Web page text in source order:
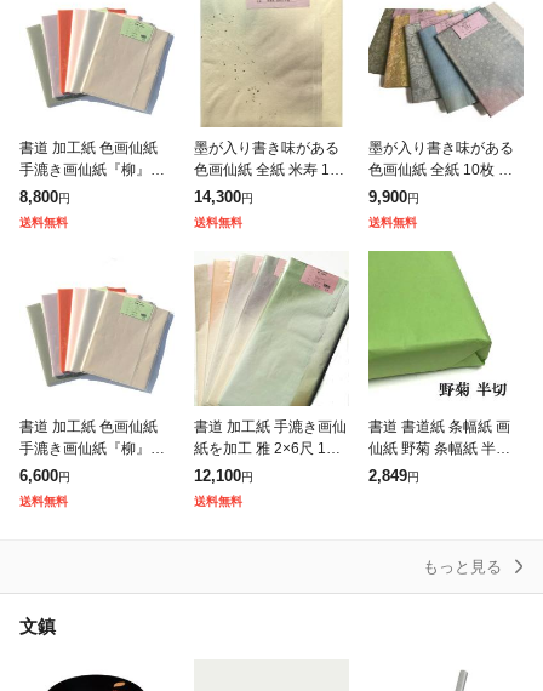
書道 加工紙 色画仙紙
手漉き画仙紙『柳』に
染色しています 祥雲 3×
6尺 1色×10枚 漢字用 加
工 染 品番:505AA
8,800円
送料無料
墨が入り書き味がある
色画仙紙 全紙 米寿 10
枚 かな用 加工紙 切継
風ぼかし・金銀切箔砂
子 品番:508KT
14,300円
送料無料
墨が入り書き味がある
色画仙紙 全紙 10枚 か
な用 にじみなし 加工紙
三色斜三連ぼかし・胡
粉全面柄 品番:508CLG
9,900円
送料無料
書道 加工紙 色画仙紙
手漉き画仙紙『柳』に
染色しています 祥雲 聯
落 1色×10枚 漢字用 加
工 染 品番:505AA
6,600円
送料無料
書道 加工紙 手漉き画仙
紙を加工 雅 2×6尺 1色×
10枚 かな用 加工紙 3色
切継風ぼかし・大小切
箔砂子 508GT
12,100円
送料無料
書道 書道紙 条幅紙 画
仙紙 野菊 条幅紙 半切 1
反100枚 漢字用 特厚口
2,849円
もっと見る
文鎮